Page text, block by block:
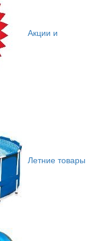
Акции и
Летние товары